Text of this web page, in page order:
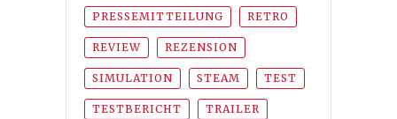
PRESSEMITTEILUNG RETRO
REVIEW REZENSION
SIMULATION STEAM TEST
TESTBERICHT TRAILER